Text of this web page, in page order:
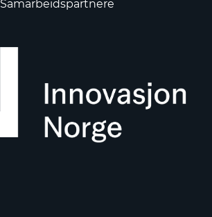
Samarbeidspartnere